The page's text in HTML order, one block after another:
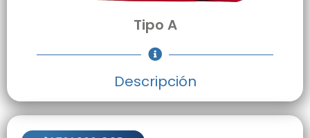
Tipo A
Descripción